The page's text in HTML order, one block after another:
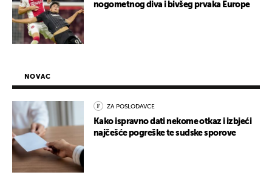
nogometnog diva i bivšeg prvaka Europe
NOVAC
ZA POSLODAVCE
Kako ispravno dati nekome otkaz i izbjeći
najčešće pogreške te sudske sporove